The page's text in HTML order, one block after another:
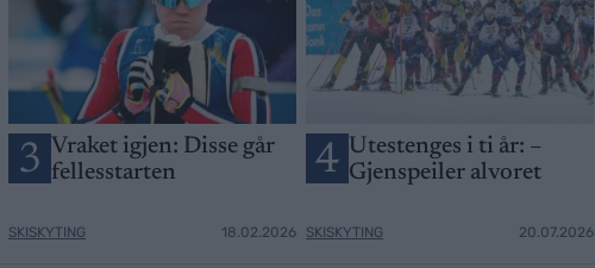
3 Vraket igjen: Disse går
fellesstarten
SKISKYTING 18.02.2026
4 Utestenges i ti år: –
Gjenspeiler alvoret
SKISKYTING 20.07.2026